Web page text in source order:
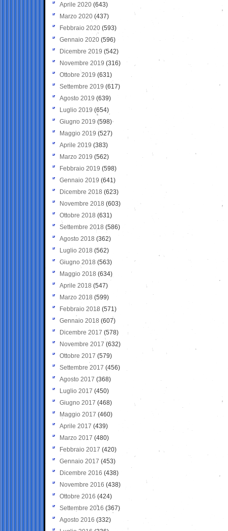
Aprile 2020 (643)
Marzo 2020 (437)
Febbraio 2020 (593)
Gennaio 2020 (596)
Dicembre 2019 (542)
Novembre 2019 (316)
Ottobre 2019 (631)
Settembre 2019 (617)
Agosto 2019 (639)
Luglio 2019 (654)
Giugno 2019 (598)
Maggio 2019 (527)
Aprile 2019 (383)
Marzo 2019 (562)
Febbraio 2019 (598)
Gennaio 2019 (641)
Dicembre 2018 (623)
Novembre 2018 (603)
Ottobre 2018 (631)
Settembre 2018 (586)
Agosto 2018 (362)
Luglio 2018 (562)
Giugno 2018 (563)
Maggio 2018 (634)
Aprile 2018 (547)
Marzo 2018 (599)
Febbraio 2018 (571)
Gennaio 2018 (607)
Dicembre 2017 (578)
Novembre 2017 (632)
Ottobre 2017 (579)
Settembre 2017 (456)
Agosto 2017 (368)
Luglio 2017 (450)
Giugno 2017 (468)
Maggio 2017 (460)
Aprile 2017 (439)
Marzo 2017 (480)
Febbraio 2017 (420)
Gennaio 2017 (453)
Dicembre 2016 (438)
Novembre 2016 (438)
Ottobre 2016 (424)
Settembre 2016 (367)
Agosto 2016 (332)